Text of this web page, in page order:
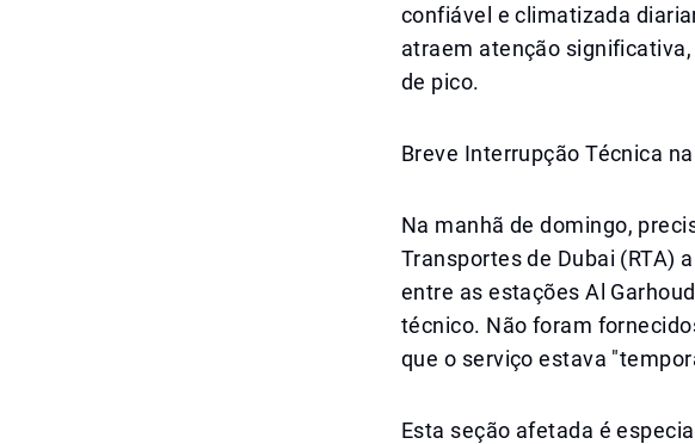
confiável e climatizada
atraem atenção
de pico.
Breve Interrupção Técnica
Na manhã de domingo,
Transportes de Dubai (RTA)
entre as estações Al
técnico. Não foram
que o serviço estava
Esta seção afetada é